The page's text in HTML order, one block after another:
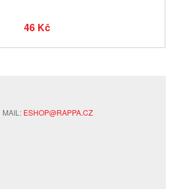
46 Kč
MAIL: ESHOP@RAPPA.CZ